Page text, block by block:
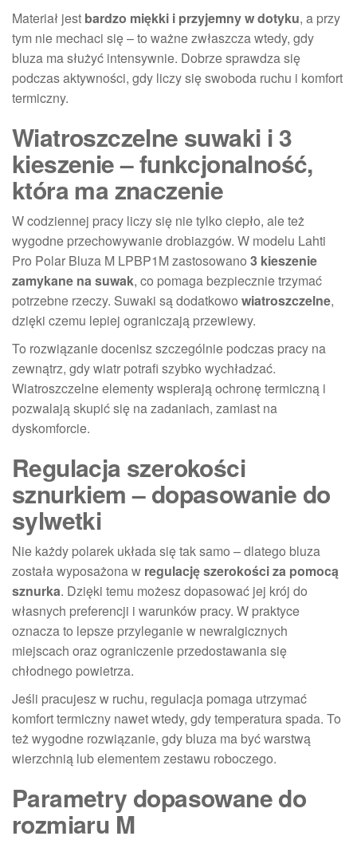
Materiał jest bardzo miękki i przyjemny w dotyku, a przy
tym nie mechaci się – to ważne zwłaszcza wtedy, gdy
bluza ma służyć intensywnie. Dobrze sprawdza się
podczas aktywności, gdy liczy się swoboda ruchu i komfort
termiczny.
Wiatroszczelne suwaki i 3
kieszenie – funkcjonalność,
która ma znaczenie
W codziennej pracy liczy się nie tylko ciepło, ale też
wygodne przechowywanie drobiazgów. W modelu Lahti
Pro Polar Bluza M LPBP1M zastosowano 3 kieszenie
zamykane na suwak, co pomaga bezpiecznie trzymać
potrzebne rzeczy. Suwaki są dodatkowo wiatroszczelne,
dzięki czemu lepiej ograniczają przewiewy.
To rozwiązanie docenisz szczególnie podczas pracy na
zewnątrz, gdy wiatr potrafi szybko wychładzać.
Wiatroszczelne elementy wspierają ochronę termiczną i
pozwalają skupić się na zadaniach, zamiast na
dyskomforcie.
Regulacja szerokości
sznurkiem – dopasowanie do
sylwetki
Nie każdy polarek układa się tak samo – dlatego bluza
została wyposażona w regulację szerokości za pomocą
sznurka. Dzięki temu możesz dopasować jej krój do
własnych preferencji i warunków pracy. W praktyce
oznacza to lepsze przyleganie w newralgicznych
miejscach oraz ograniczenie przedostawania się
chłodnego powietrza.
Jeśli pracujesz w ruchu, regulacja pomaga utrzymać
komfort termiczny nawet wtedy, gdy temperatura spada. To
też wygodne rozwiązanie, gdy bluza ma być warstwą
wierzchnią lub elementem zestawu roboczego.
Parametry dopasowane do
rozmiaru M